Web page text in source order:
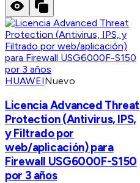
HUAWEINuevo
Licencia Advanced Threat
Protection (Antivirus, IPS,
y Filtrado por
web/aplicación) para
Firewall USG6000F-S150
por 3 años